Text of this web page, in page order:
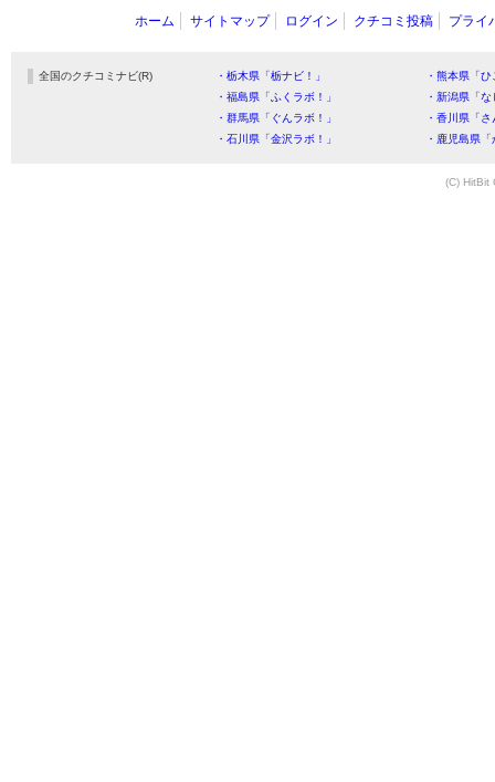
ホーム サイトマップ ログイン クチコミ投稿 プライ
全国のクチコミナビ(R) ・栃木県「栃ナビ！」
・熊本県「
・福島県「ふくラボ！」
・新潟県「
・群馬県「ぐんラボ！」
・香川県「
・石川県「金沢ラボ！」
・鹿児島県
(C) HitBit